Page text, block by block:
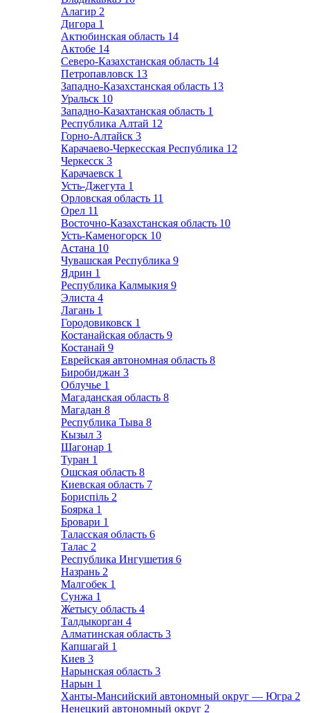
Алагир 2
Дигора 1
Актюбинская область 14
Актобе 14
Северо-Казахстанская область 14
Петропавловск 13
Западно-Казахстанская область 13
Уральск 10
Западно-Казахтанская область 1
Республика Алтай 12
Горно-Алтайск 3
Карачаево-Черкесская Республика 12
Черкесск 3
Карачаевск 1
Усть-Джегута 1
Орловская область 11
Орел 11
Восточно-Казахстанская область 10
Усть-Каменогорск 10
Астана 10
Чувашская Республика 9
Ядрин 1
Республика Калмыкия 9
Элиста 4
Лагань 1
Городовиковск 1
Костанайская область 9
Костанай 9
Еврейская автономная область 8
Биробиджан 3
Облучье 1
Магаданская область 8
Магадан 8
Республика Тыва 8
Кызыл 3
Шагонар 1
Туран 1
Ошская область 8
Киевская область 7
Бориспіль 2
Боярка 1
Бровари 1
Таласская область 6
Талас 2
Республика Ингушетия 6
Назрань 2
Малгобек 1
Сунжа 1
Жетысу область 4
Талдыкорган 4
Алматинская область 3
Капшагай 1
Киев 3
Нарынская область 3
Нарын 1
Ханты-Мансийский автономный округ — Югра 2
Ненецкий автономный округ 2